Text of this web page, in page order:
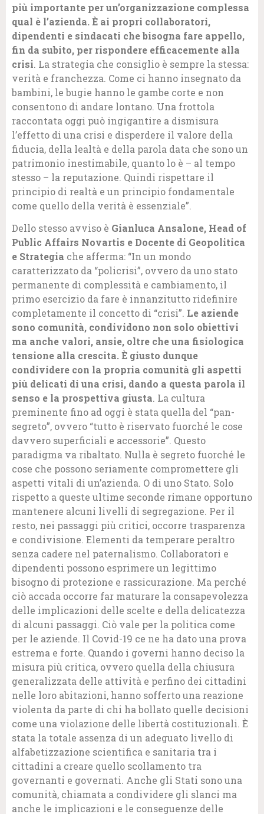
più importante per un’organizzazione complessa
qual è l’azienda. È ai propri collaboratori,
dipendenti e sindacati che bisogna fare appello,
fin da subito, per rispondere efficacemente alla
crisi. La strategia che consiglio è sempre la stessa:
verità e franchezza. Come ci hanno insegnato da
bambini, le bugie hanno le gambe corte e non
consentono di andare lontano. Una frottola
raccontata oggi può ingigantire a dismisura
l’effetto di una crisi e disperdere il valore della
fiducia, della lealtà e della parola data che sono un
patrimonio inestimabile, quanto lo è – al tempo
stesso – la reputazione. Quindi rispettare il
principio di realtà e un principio fondamentale
come quello della verità è essenziale”.
Dello stesso avviso è Gianluca Ansalone, Head of
Public Affairs Novartis e Docente di Geopolitica
e Strategia che afferma: “In un mondo
caratterizzato da “policrisi”, ovvero da uno stato
permanente di complessità e cambiamento, il
primo esercizio da fare è innanzitutto ridefinire
completamente il concetto di “crisi”. Le aziende
sono comunità, condividono non solo obiettivi
ma anche valori, ansie, oltre che una fisiologica
tensione alla crescita. È giusto dunque
condividere con la propria comunità gli aspetti
più delicati di una crisi, dando a questa parola il
senso e la prospettiva giusta. La cultura
preminente fino ad oggi è stata quella del “pan-
segreto”, ovvero “tutto è riservato fuorché le cose
davvero superficiali e accessorie”. Questo
paradigma va ribaltato. Nulla è segreto fuorché le
cose che possono seriamente compromettere gli
aspetti vitali di un’azienda. O di uno Stato. Solo
rispetto a queste ultime seconde rimane opportuno
mantenere alcuni livelli di segregazione. Per il
resto, nei passaggi più critici, occorre trasparenza
e condivisione. Elementi da temperare peraltro
senza cadere nel paternalismo. Collaboratori e
dipendenti possono esprimere un legittimo
bisogno di protezione e rassicurazione. Ma perché
ciò accada occorre far maturare la consapevolezza
delle implicazioni delle scelte e della delicatezza
di alcuni passaggi. Ciò vale per la politica come
per le aziende. Il Covid-19 ce ne ha dato una prova
estrema e forte. Quando i governi hanno deciso la
misura più critica, ovvero quella della chiusura
generalizzata delle attività e perfino dei cittadini
nelle loro abitazioni, hanno sofferto una reazione
violenta da parte di chi ha bollato quelle decisioni
come una violazione delle libertà costituzionali. È
stata la totale assenza di un adeguato livello di
alfabetizzazione scientifica e sanitaria tra i
cittadini a creare quello scollamento tra
governanti e governati. Anche gli Stati sono una
comunità, chiamata a condividere gli slanci ma
anche le implicazioni e le conseguenze delle